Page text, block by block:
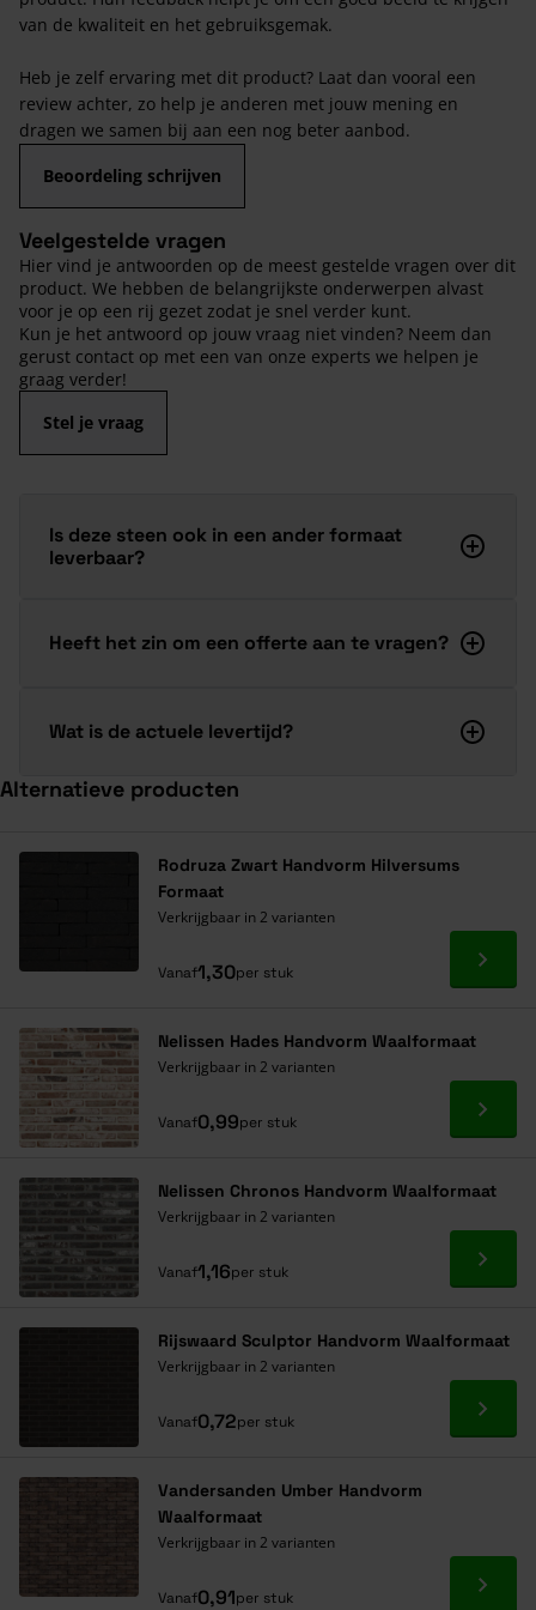
van de kwaliteit en het gebruiksgemak.
Heb je zelf ervaring met dit product? Laat dan vooral een
review achter, zo help je anderen met jouw mening en
dragen we samen bij aan een nog beter aanbod.
Beoordeling schrijven
Veelgestelde vragen
Hier vind je antwoorden op de meest gestelde vragen over dit
product. We hebben de belangrijkste onderwerpen alvast
voor je op een rij gezet zodat je snel verder kunt.
Kun je het antwoord op jouw vraag niet vinden? Neem dan
gerust contact op met een van onze experts we helpen je
graag verder!
Stel je vraag
Is deze steen ook in een ander formaat
leverbaar?
Heeft het zin om een offerte aan te vragen?
Wat is de actuele levertijd?
Alternatieve producten
Rodruza Zwart Handvorm Hilversums
Formaat
Verkrijgbaar in 2 varianten
Vanaf1,30per stuk Ga
Nelissen Hades Handvorm Waalformaat
Verkrijgbaar in 2 varianten
Vanaf0,99per stuk Ga
Nelissen Chronos Handvorm Waalformaat
Verkrijgbaar in 2 varianten
Vanaf1,16per stuk Ga
Rijswaard Sculptor Handvorm Waalformaat
Verkrijgbaar in 2 varianten
Vanaf0,72per stuk Ga
Vandersanden Umber Handvorm
Waalformaat
Verkrijgbaar in 2 varianten
Vanaf0,91per stuk Ga